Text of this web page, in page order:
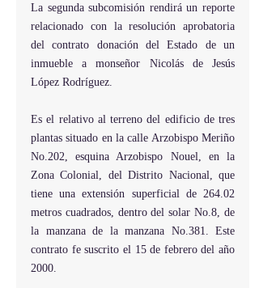
La segunda subcomisión rendirá un reporte
relacionado con la resolución aprobatoria
del contrato donación del Estado de un
inmueble a monseñor Nicolás de Jesús
López Rodríguez.
Es el relativo al terreno del edificio de tres
plantas situado en la calle Arzobispo Meriño
No.202, esquina Arzobispo Nouel, en la
Zona Colonial, del Distrito Nacional, que
tiene una extensión superficial de 264.02
metros cuadrados, dentro del solar No.8, de
la manzana de la manzana No.381. Este
contrato fe suscrito el 15 de febrero del año
2000.